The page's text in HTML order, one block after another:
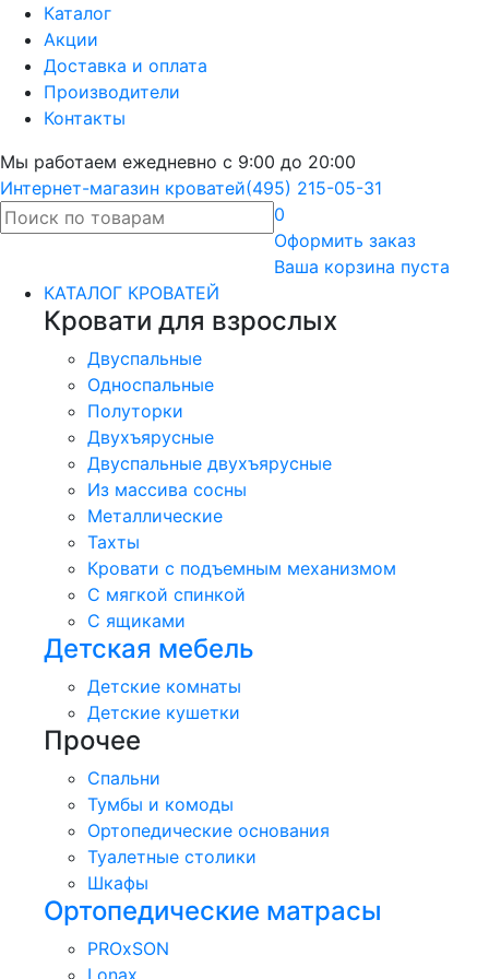
Каталог
Акции
Доставка и оплата
Производители
Контакты
Мы работаем ежедневно с 9:00 до 20:00
Интернет-магазин кроватей(495) 215-05-31
0
Оформить заказ
Ваша корзина пуста
КАТАЛОГ КРОВАТЕЙ
Кровати для взрослых
Двуспальные
Односпальные
Полуторки
Двухъярусные
Двуспальные двухъярусные
Из массива сосны
Металлические
Тахты
Кровати с подъемным механизмом
С мягкой спинкой
С ящиками
Детская мебель
Детские комнаты
Детские кушетки
Прочее
Спальни
Тумбы и комоды
Ортопедические основания
Туалетные столики
Шкафы
Ортопедические матрасы
PROxSON
Lonax